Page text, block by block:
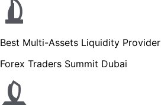
Best Multi-Assets Liquidity Provider
Forex Traders Summit Dubai